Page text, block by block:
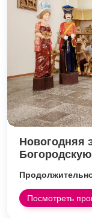
Новогодняя
Посмотреть